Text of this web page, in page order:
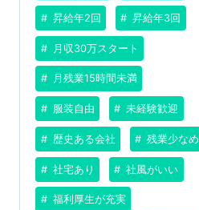
昇給年2回 昇給年3回
月収30万スタート
月残業15時間未満
服装自由 未経験歓迎
歴史ある会社 残業少なめ
社宅あり 社風がいい
福利厚生が充実